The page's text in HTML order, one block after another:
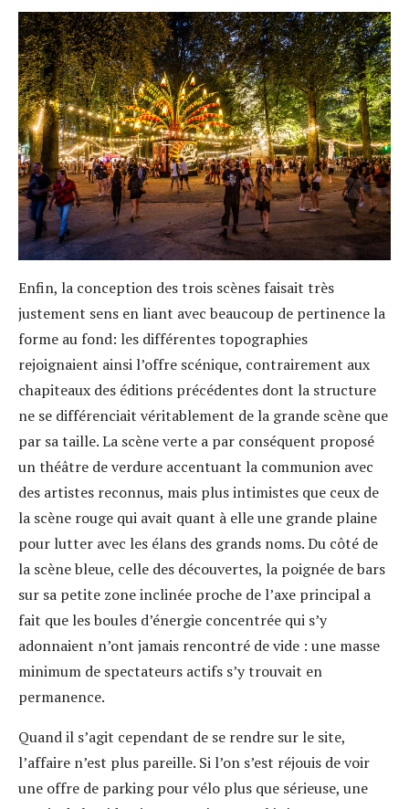
Enfin, la conception des trois scènes faisait très
justement sens en liant avec beaucoup de pertinence la
forme au fond: les différentes topographies
rejoignaient ainsi l’offre scénique, contrairement aux
chapiteaux des éditions précédentes dont la structure
ne se différenciait véritablement de la grande scène que
par sa taille. La scène verte a par conséquent proposé
un théâtre de verdure accentuant la communion avec
des artistes reconnus, mais plus intimistes que ceux de
la scène rouge qui avait quant à elle une grande plaine
pour lutter avec les élans des grands noms. Du côté de
la scène bleue, celle des découvertes, la poignée de bars
sur sa petite zone inclinée proche de l’axe principal a
fait que les boules d’énergie concentrée qui s’y
adonnaient n’ont jamais rencontré de vide : une masse
minimum de spectateurs actifs s’y trouvait en
permanence.
Quand il s’agit cependant de se rendre sur le site,
l’affaire n’est plus pareille. Si l’on s’est réjouis de voir
une offre de parking pour vélo plus que sérieuse, une